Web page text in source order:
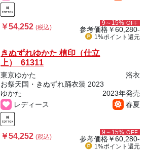
￥54,252(税込)
9～15% OFF
参考価格￥60,280-
1%ポイント 還元
きぬずれゆかた 植印（仕立
上） 61311
東京ゆかた
浴衣
お祭天国・きぬずれ踊衣装 2023
ゆかた
2023年発売
レディース
春夏
￥54,252(税込)
9～15% OFF
参考価格￥60,280-
1%ポイント 還元